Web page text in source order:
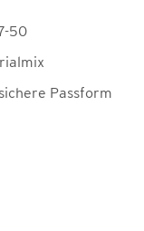
50
Passform